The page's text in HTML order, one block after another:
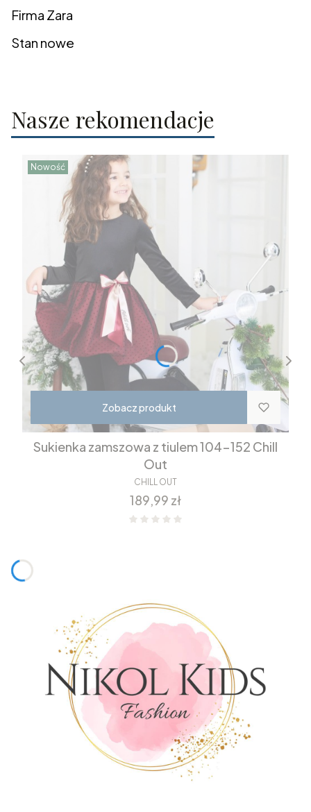
Firma Zara
Stan nowe
Nasze rekomendacje
Nowość
Zobacz produkt
Sukienka zamszowa z tiulem 104-152 Chill
Out
CHILL OUT
Cena
189,99 zł